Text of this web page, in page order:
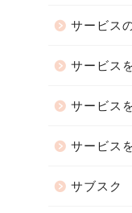
サービス
サービス
サービス
サービス
サブスク